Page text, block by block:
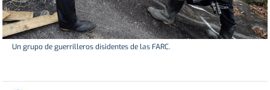
Un grupo de guerrilleros disidentes de las FARC.